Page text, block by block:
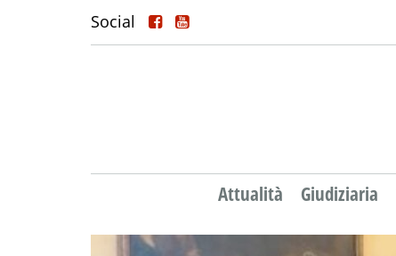
Social
Attualità Giudiziaria